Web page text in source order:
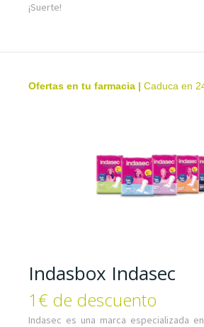
¡Suerte!
Ofertas en tu farmacia | Caduca en
Indasbox Indasec
1€ de descuento
Indasec es una marca especializada